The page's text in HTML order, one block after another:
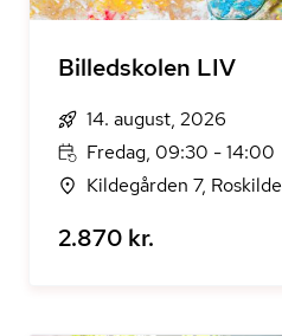
Billedskolen LIV
14. august, 2026
Fredag, 09:30 - 14:00
Kildegården 7, Roskilde
2.870 kr.